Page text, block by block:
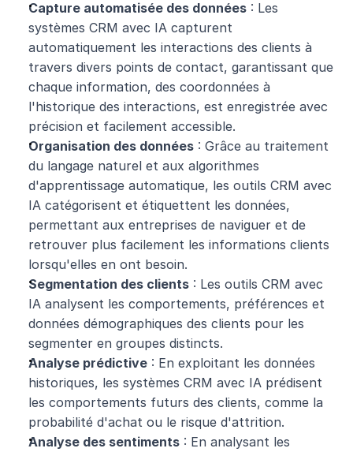
Capture automatisée des données : Les
systèmes CRM avec IA capturent
automatiquement les interactions des clients à
travers divers points de contact, garantissant que
chaque information, des coordonnées à
l'historique des interactions, est enregistrée avec
précision et facilement accessible.
Organisation des données : Grâce au traitement
du langage naturel et aux algorithmes
d'apprentissage automatique, les outils CRM avec
IA catégorisent et étiquettent les données,
permettant aux entreprises de naviguer et de
retrouver plus facilement les informations clients
lorsqu'elles en ont besoin.
Segmentation des clients : Les outils CRM avec
IA analysent les comportements, préférences et
données démographiques des clients pour les
segmenter en groupes distincts.
Analyse prédictive : En exploitant les données
historiques, les systèmes CRM avec IA prédisent
les comportements futurs des clients, comme la
probabilité d'achat ou le risque d'attrition.
Analyse des sentiments : En analysant les